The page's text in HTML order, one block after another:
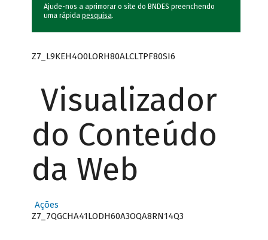
Ajude-nos a aprimorar o site do BNDES preenchendo
uma rápida pesquisa.
Z7_L9KEH4O0LORH80ALCLTPF80SI6
Visualizador
do Conteúdo
da Web
Ações
Z7_7QGCHA41LODH60A3OQA8RN14Q3